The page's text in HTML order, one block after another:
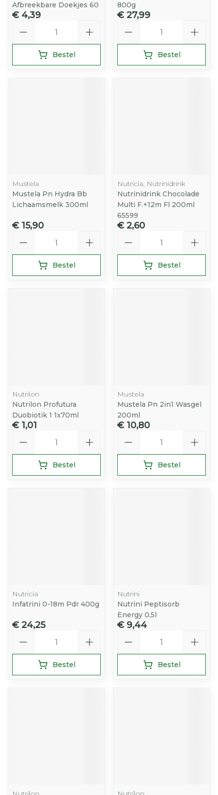
Afbreekbare Doekjes 60
€ 4,39
Bestel
800g
€ 27,99
Bestel
Mustela
Mustela Pn Hydra Bb
Lichaamsmelk 300ml
€ 15,90
Bestel
Nutricia, Nutrinidrink
Nutrinidrink Chocolade
Multi F.+12m Fl 200ml
65599
€ 2,60
Bestel
Nutrilon
Nutrilon Profutura
Duobiotik 1 1x70ml
€ 1,01
Bestel
Mustela
Mustela Pn 2in1 Wasgel
200ml
€ 10,80
Bestel
Nutricia
Infatrini 0-18m Pdr 400g
€ 24,25
Bestel
Nutrini
Nutrini Peptisorb
Energy 0,5l
€ 9,44
Bestel